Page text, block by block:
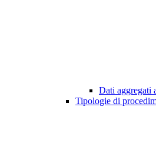
Dati aggregati
Tipologie di